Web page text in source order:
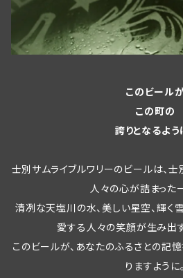
このビール
この町の
誇りとなるよう
士別サムライブルワリーのビールは、
人々の心が詰まった
清冽な天塩川の水、美しい星空、輝く
愛する人々の笑顔が生み出
このビールが、あなたのふるさとの記
りますように。